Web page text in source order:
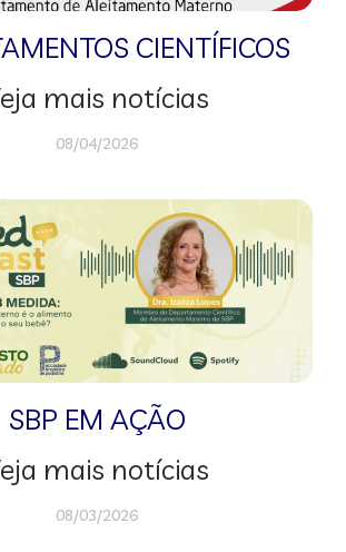
CIENTÍFICOS
mais notícias
08/04/2026
SBP EM AÇÃO
mais notícias
08/03/2026